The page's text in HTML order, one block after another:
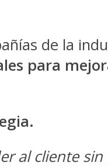
de la
para
al cliente